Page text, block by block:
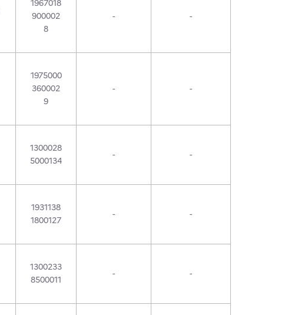
1967018
900002
8
- -
1975000
360002
9
- -
1300028
5000134
- -
1931138
1800127
- -
1300233
8500011
- -